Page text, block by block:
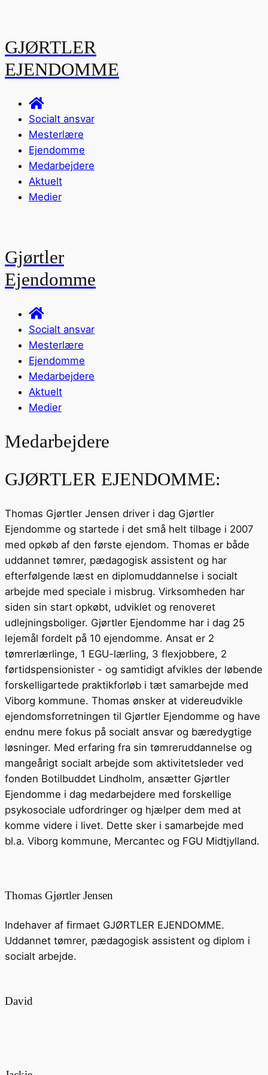
GJØRTLER
EJENDOMME
Socialt ansvar
Mesterlære
Ejendomme
Medarbejdere
Aktuelt
Medier
Gjørtler
Ejendomme
Socialt ansvar
Mesterlære
Ejendomme
Medarbejdere
Aktuelt
Medier
Medarbejdere
GJØRTLER EJENDOMME:
Thomas Gjørtler Jensen driver i dag Gjørtler
Ejendomme og startede i det små helt tilbage i 2007
med opkøb af den første ejendom. Thomas er både
uddannet tømrer, pædagogisk assistent og har
efterfølgende læst en diplomuddannelse i socialt
arbejde med speciale i misbrug. Virksomheden har
siden sin start opkøbt, udviklet og renoveret
udlejningsboliger. Gjørtler Ejendomme har i dag 25
lejemål fordelt på 10 ejendomme. Ansat er 2
tømrerlærlinge, 1 EGU-lærling, 3 flexjobbere, 2
førtidspensionister - og samtidigt afvikles der løbende
forskelligartede praktikforløb i tæt samarbejde med
Viborg kommune. Thomas ønsker at videreudvikle
ejendomsforretningen til Gjørtler Ejendomme og have
endnu mere fokus på socialt ansvar og bæredygtige
løsninger. Med erfaring fra sin tømreruddannelse og
mangeårigt socialt arbejde som aktivitetsleder ved
fonden Botilbuddet Lindholm, ansætter Gjørtler
Ejendomme i dag medarbejdere med forskellige
psykosociale udfordringer og hjælper dem med at
komme videre i livet. Dette sker i samarbejde med
bl.a. Viborg kommune, Mercantec og FGU Midtjylland.
Thomas Gjørtler Jensen
Indehaver af firmaet GJØRTLER EJENDOMME.
Uddannet tømrer, pædagogisk assistent og diplom i
socialt arbejde.
David